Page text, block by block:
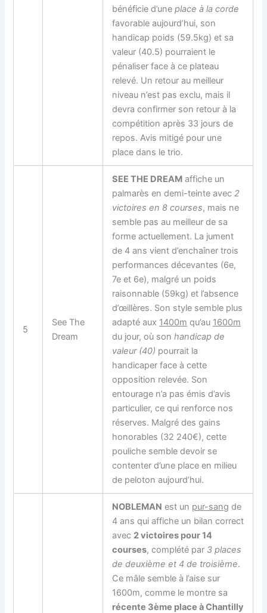
bénéficie d’uneplace à la corde
favorable aujourd’hui, son
handicap poids (59.5kg) et sa
valeur (40.5) pourraient le
pénaliser face à ce plateau
relevé. Un retour au meilleur
niveau n’est pas exclu, mais il
devra confirmer son retour à la
compétition après 33 jours de
repos. Avis mitigé pour une
place dans le trio.
5
See The
Dream
SEE THE DREAM affiche un
palmarès en demi-teinte avec2
victoires en 8 courses, mais ne
semble pas au meilleur de sa
forme actuellement. La jument
de 4 ans vient d’enchaîner trois
performances décevantes (6e,
7e et 6e), malgré un poids
raisonnable (59kg) et l’absence
d’œillères. Son style semble plus
adapté aux 1400m qu’au 1600m
du jour, où sonhandicap de
valeur (40) pourrait la
handicaper face à cette
opposition relevée. Son
entourage n’a pas émis d’avis
particulier, ce qui renforce nos
réserves. Malgré des gains
honorables (32 240€), cette
pouliche semble devoir se
contenter d’une place en milieu
de peloton aujourd’hui.
NOBLEMAN est un pur-sang de
4 ans qui affiche un bilan correct
avec 2 victoires pour 14
courses, complété par 3 places
de deuxième et 4 de troisième.
Ce mâle semble à l’aise sur
1600m, comme le montre sa
récente 3ème place à Chantilly